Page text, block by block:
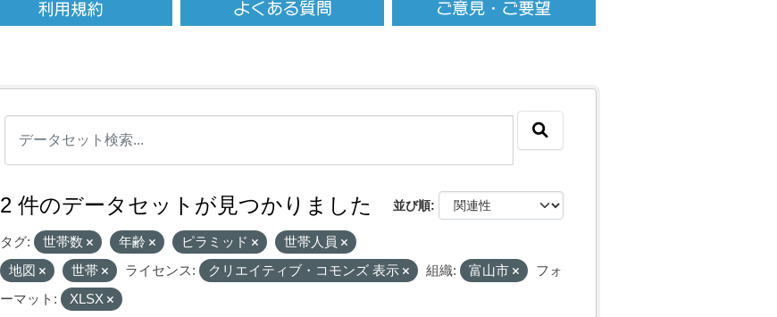
並び順
2 件のデータセットが見つかりました
タグ: 世帯数 年齢 ピラミッド
世帯人員
地図
世帯 ライセンス: クリエイティブ・コモンズ 表示 組織: 富山市
フォ
ーマット:
XLSX